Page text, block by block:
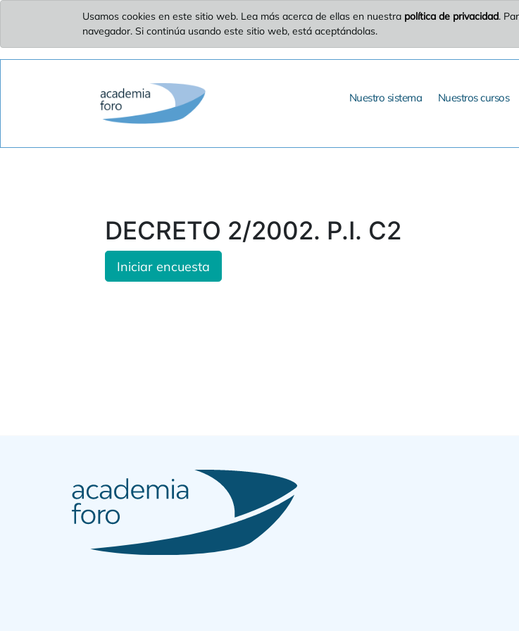
Usamos cookies en este sitio web. Lea más acerca de ellas en nuestra política de privacidad.
navegador. Si continúa usando este sitio web, está aceptándolas.
Nuestro sistema Nuestros cursos
DECRETO 2/2002. P.I. C2
Iniciar encuesta